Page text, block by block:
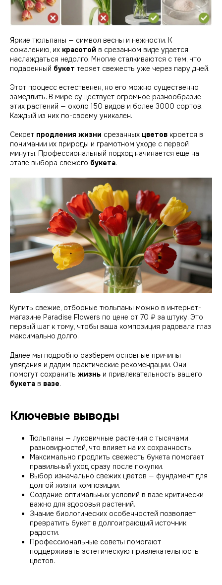
Яркие тюльпаны — символ весны и нежности. К
сожалению, их красотой в срезанном виде удается
наслаждаться недолго. Многие сталкиваются с тем, что
подаренный букет теряет свежесть уже через пару дней.
Этот процесс естественен, но его можно существенно
замедлить. В мире существует огромное разнообразие
эт их растений — около 150 видов и более 3000 сортов.
Каждый из них по-своему уникален.
Секрет продления жизни срезанных цветов кроется в
понимании их природы и грамотном уходе с первой
минуты. Профессиональный подход начинается еще на
этапе выбора свежего букета.
Купить свежие, отборные тюльпаны можно в интернет-
магазине Paradise Flowers по цене от 70 ₽ за штуку. Это
первый шаг к тому, чтобы ваша композиция радовала глаз
максимально долго.
Далее мы подробно разберем основные причины
увядания и дадим практические рекомендации. Они
помогут сохранить жизнь и привлекательность вашего
букета в вазе.
Ключевые выводы
Тюльпаны — луковичные растения с тысячами
разновидностей, что влияет на их сохранность.
Максимально продлить свежесть букета помогает
правильный уход сразу после покупки.
Выбор изначально свежих цветов — фундамент для
долгой жизни композиции.
Создание оптимальных условий в вазе критически
важно для здоровья растений.
Знание биологических особенностей позволяет
превратить букет в долгоиграющий источник
радости.
Профессиональные советы помогают
поддерживать эстетическую привлекательность
цветов.